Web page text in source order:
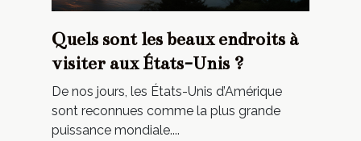
Quels sont les beaux endroits à
visiter aux États-Unis ?
De nos jours, les États-Unis d’Amérique
sont reconnues comme la plus grande
puissance mondiale....